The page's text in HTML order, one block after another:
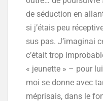
de séduction en
si j’étais peu
sus pas. J’imaginai
c’était trop
« jeunette » – pour
moi se donne avec
méprisais, dans le